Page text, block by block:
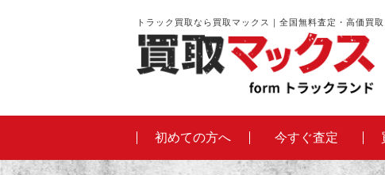
トラック買取なら買取マックス｜全国無料査定・高価買取
初めての方へ 今すぐ査定